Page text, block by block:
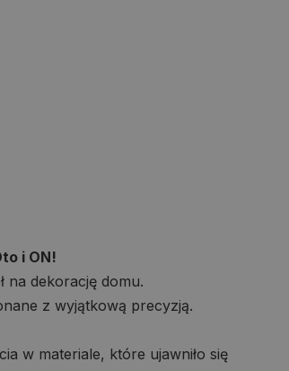
i ON!
na dekorację domu.
z wyjątkową precyzją.
w materiale, które ujawniło się